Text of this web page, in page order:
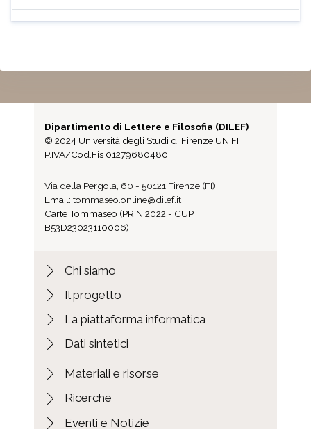
Fascicolo Congrés de la propriété
Niccolò
Fascicolo Elettori di Langhirano (Parma) a
Tommaseo, Niccolò
Niccolò
Fascicolo Imprimerie Royale (Paris) a
Tommaseo, Niccolò
Fascicolo Istituto dei Ciechi di Padova a
Tommaseo, Niccolò
Niccolò
Fascicolo Maneneri a Tommaseo,
Fascicolo Mattioli, S. C. a Tommaseo,
Niccolò
Dipartimento di Lettere e Filosofia (DILEF)
© 2024 Università degli Studi di Firenze UNIFI
P.IVA/Cod.Fis 01279680480
Via della Pergola, 60 - 50121 Firenze (FI)
Email: tommaseo.online@dilef.it
Carte Tommaseo (PRIN 2022 - CUP
B53D23023110006)
Chi siamo
Il progetto
La piattaforma informatica
Dati sintetici
Materiali e risorse
Ricerche
Eventi e Notizie